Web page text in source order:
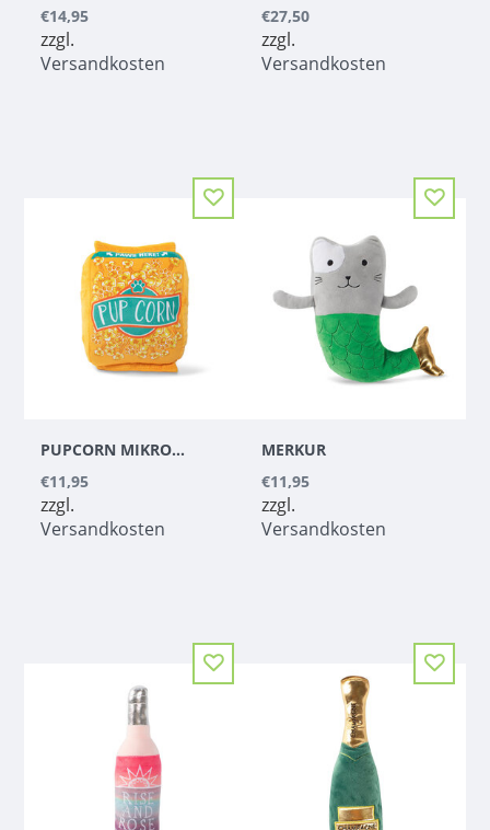
€14,95
zzgl.
Versandkosten
€27,50
zzgl.
Versandkosten
PUPCORN MIKROWELLENBEUTEL
€11,95
zzgl.
Versandkosten
MERKUR
€11,95
zzgl.
Versandkosten